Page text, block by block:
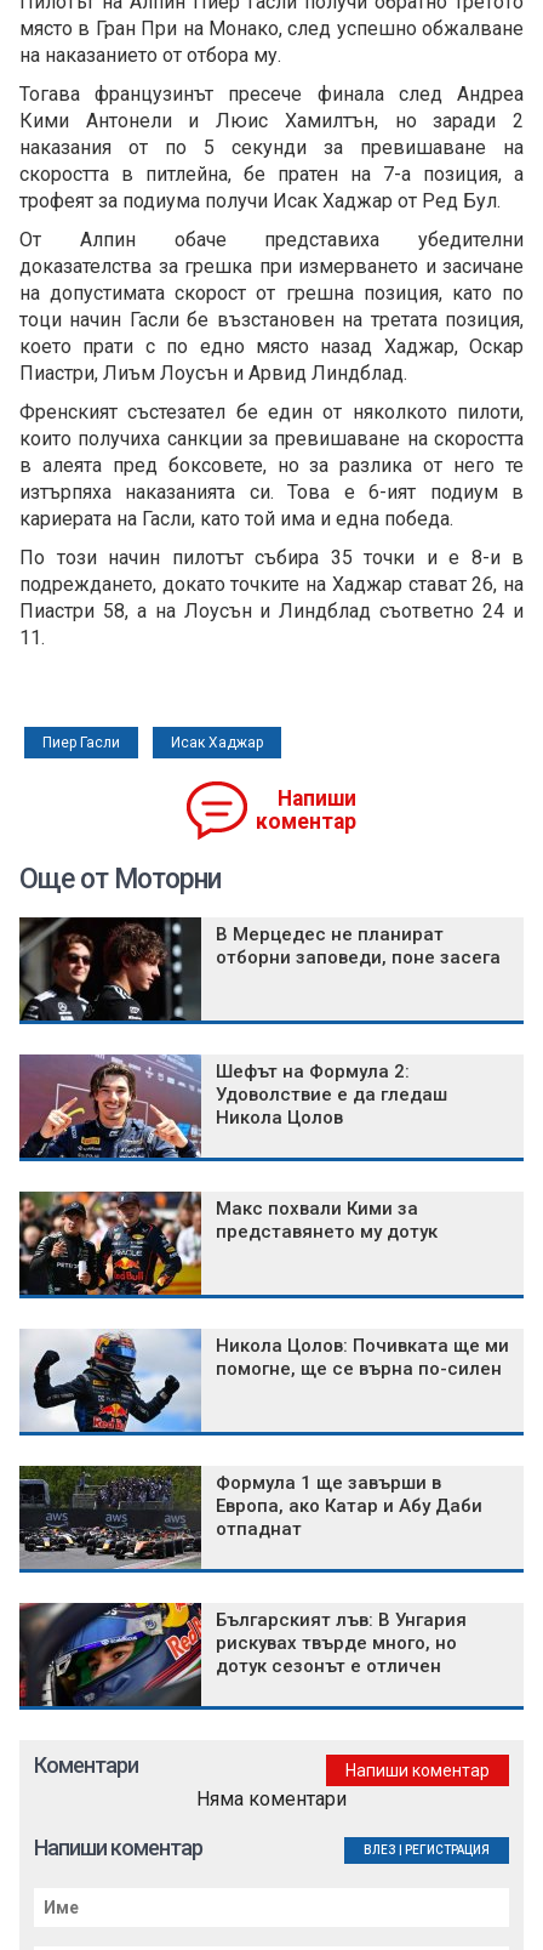
място в Гран При на Монако, след успешно обжалване
на наказанието от отбора му.
Тогава французинът пресече финала след Андреа
Кими Антонели и Люис Хамилтън, но заради 2
наказания от по 5 секунди за превишаване на
скоростта в питлейна, бе пратен на 7-а позиция, а
трофеят за подиума получи Исак Хаджар от Ред Бул.
От Алпин обаче представиха убедителни
доказателства за грешка при измерването и засичане
на допустимата скорост от грешна позиция, като по
тоци начин Гасли бе възстановен на третата позиция,
което прати с по едно място назад Хаджар, Оскар
Пиастри, Лиъм Лоусън и Арвид Линдблад.
Френският състезател бе един от няколкото пилоти,
които получиха санкции за превишаване на скоростта
в алеята пред боксовете, но за разлика от него те
изтърпяха наказанията си. Това е 6-ият подиум в
кариерата на Гасли, като той има и една победа.
По този начин пилотът събира 35 точки и е 8-и в
подреждането, докато точките на Хаджар стават 26, на
Пиастри 58, а на Лоусън и Линдблад съответно 24 и
11.
Пиер Гасли Исак Хаджар
Напиши
коментар
Още от Моторни
В Мерцедес не планират
отборни заповеди, поне засега
Шефът на Формула 2:
Удоволствие е да гледаш
Никола Цолов
Макс похвали Кими за
представянето му дотук
Никола Цолов: Почивката ще ми
помогне, ще се върна по-силен
Формула 1 ще завърши в
Европа, ако Катар и Абу Даби
отпаднат
Българският лъв: В Унгария
рискувах твърде много, но
дотук сезонът е отличен
Коментари Напиши коментар
Няма коментари
Напиши коментар ВЛЕЗ РЕГИСТРАЦИЯ